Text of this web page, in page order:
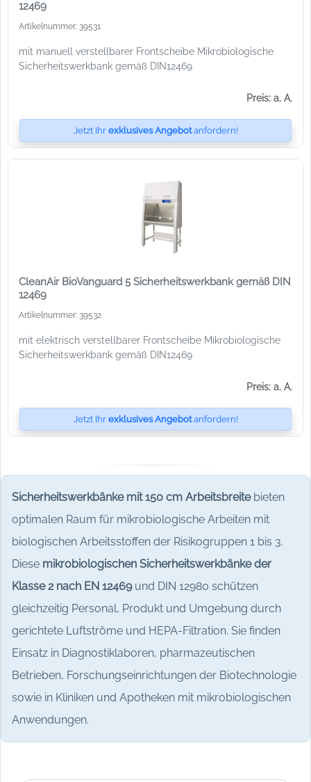
Sicherheitswerkbänke mit 150 cm Arbeitsbreitebieten
optimalen Raum für mikrobiologische Arbeiten mit
biologischen Arbeitsstoffen der Risikogruppen 1 bis 3.
Diese mikrobiologischen Sicherheitswerkbänke der
Klasse 2 nach EN 12469und DIN 12980 schützen
gleichzeitig Personal, Produkt und Umgebung durch
gerichtete Luftströme und HEPA-Filtration. Sie finden
Einsatz in Diagnostiklaboren, pharmazeutischen
Betrieben, Forschungseinrichtungen der Biotechnologie
sowie in Kliniken und Apotheken mit mikrobiologischen
Anwendungen.
12469
Artikelnummer: 39531
mit manuell verstellbarer Frontscheibe Mikrobiologische
Sicherheitswerkbank gemäß DIN12469
Preis: a. A.
Jetzt Ihr exklusives Angebotanfordern!
CleanAir BioVanguard 5 Sicherheitswerkbank gemäß DIN
12469
Artikelnummer: 39532
mit elektrisch verstellbarer Frontscheibe Mikrobiologische
Sicherheitswerkbank gemäß DIN12469
Preis: a. A.
Jetzt Ihr exklusives Angebotanfordern!